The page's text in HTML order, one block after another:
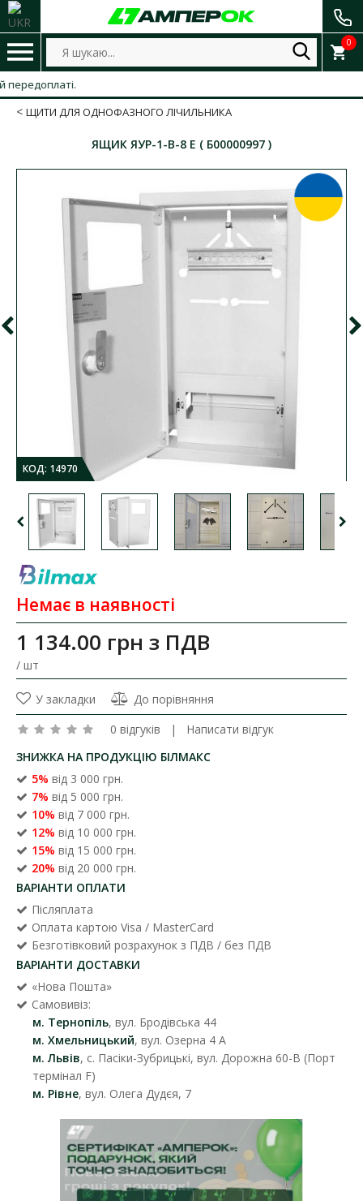
0
ЩИТИ ДЛЯ ОДНОФАЗНОГО ЛІЧИЛЬНИКА
ЯЩИК ЯУР-1-В-8 Е ( Б00000997 )
КОД: 14970
Немає в наявності
1 134.00 грн з ПДВ
/ шт
У закладки
До порівняння
0 відгуків | Написати відгук
ЗНИЖКА НА ПРОДУКЦІЮ БІЛМАКС
5% від 3 000 грн.
7% від 5 000 грн.
10% від 7 000 грн.
12% від 10 000 грн.
15% від 15 000 грн.
20% від 20 000 грн.
ВАРІАНТИ ОПЛАТИ
Післяплата
Оплата картою Visa / MasterCard
Безготівковий розрахунок з ПДВ / без ПДВ
ВАРІАНТИ ДОСТАВКИ
«Нова Пошта»
Самовивіз:
м. Тернопіль, вул. Бродівська 44
м. Хмельницький, вул. Озерна 4 А
м. Львів, с. Пасіки-Зубрицькі, вул. Дорожна 60-В (Порт
термінал F)
м. Рівне, вул. Олега Дудєя, 7